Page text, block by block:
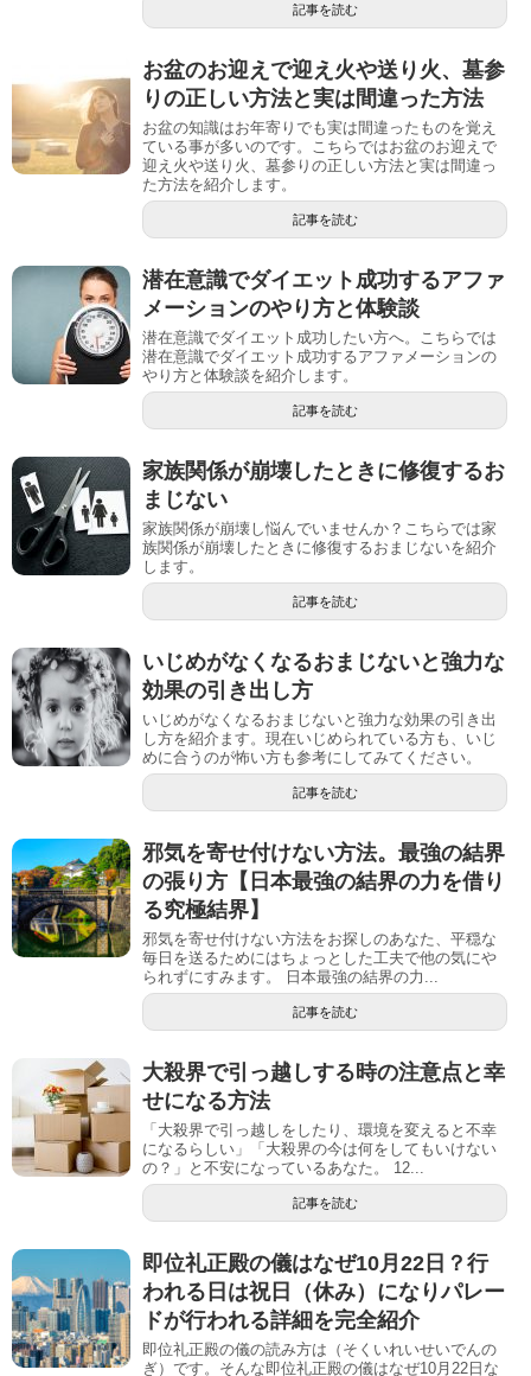
記事を読む
お盆のお迎えで迎え火や送り火、墓参
りの正しい方法と実は間違った方法
お盆の知識はお年寄りでも実は間違ったものを覚え
ている事が多いのです。こちらではお盆のお迎えで
迎え火や送り火、墓参りの正しい方法と実は間違っ
た方法を紹介します。
記事を読む
潜在意識でダイエット成功するアファ
メーションのやり方と体験談
潜在意識でダイエット成功したい方へ。こちらでは
潜在意識でダイエット成功するアファメーションの
やり方と体験談を紹介します。
記事を読む
家族関係が崩壊したときに修復するお
まじない
家族関係が崩壊し悩んでいませんか？こちらでは家
族関係が崩壊したときに修復するおまじないを紹介
します。
記事を読む
いじめがなくなるおまじないと強力な
効果の引き出し方
いじめがなくなるおまじないと強力な効果の引き出
し方を紹介ます。現在いじめられている方も、いじ
めに合うのが怖い方も参考にしてみてください。
記事を読む
邪気を寄せ付けない方法。最強の結界
の張り方【日本最強の結界の力を借り
る究極結界】
邪気を寄せ付けない方法をお探しのあなた、平穏な
毎日を送るためにはちょっとした工夫で他の気にや
られずにすみます。 日本最強の結界の力...
記事を読む
大殺界で引っ越しする時の注意点と幸
せになる方法
「大殺界で引っ越しをしたり、環境を変えると不幸
になるらしい」「大殺界の今は何をしてもいけない
の？」と不安になっているあなた。 12...
記事を読む
即位礼正殿の儀はなぜ10月22日？行
われる日は祝日（休み）になりパレー
ドが行われる詳細を完全紹介
即位礼正殿の儀の読み方は（そくいれいせいでんの
ぎ）です。そんな即位礼正殿の儀はなぜ10月22日な